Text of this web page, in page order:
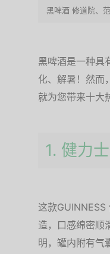
黑啤酒 修道院、
黑啤酒是一种具
化、解暑！然而
就为您带来十大
1. 健力
这款
造，口感绵密顺
明，罐内附有气